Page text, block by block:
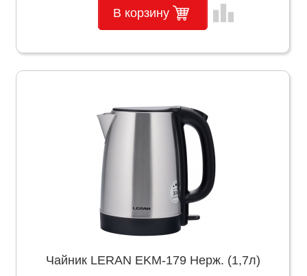
В корзину leaderboard
Чайник LERAN EKM-179 Нерж. (1,7л)